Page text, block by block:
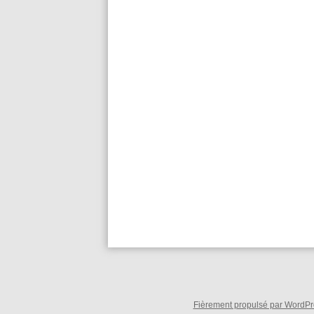
Fièrement propulsé par